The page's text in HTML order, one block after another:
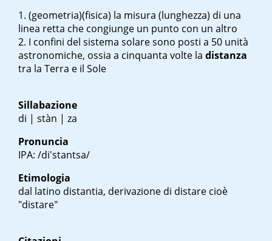
(geometria)(fisica) la misura (lunghezza) di una
linea retta che congiunge un punto con un altro
I confini del sistema solare sono posti a 50 unità
astronomiche, ossia a cinquanta volte la distanza
tra la Terra e il Sole
Sillabazione
di | stàn | za
Pronuncia
IPA: /di'stantsa/
Etimologia
dal latino distantia, derivazione di distare cioè
"distare"